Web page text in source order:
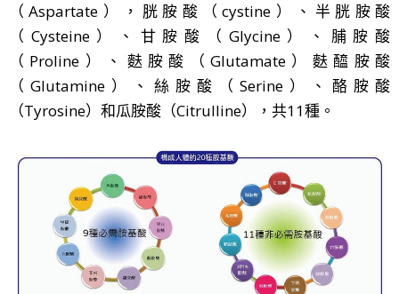
（Aspartate），胱胺酸（cystine）、半胱胺酸
（Cysteine）、甘胺酸（Glycine）、脯胺酸
（Proline）、麩胺酸（Glutamate）麩醯胺酸
（Glutamine）、絲胺酸（Serine）、酪胺酸
（Tyrosine）和瓜胺酸（Citrulline），共11種。